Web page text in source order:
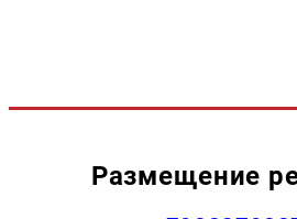
Размещение